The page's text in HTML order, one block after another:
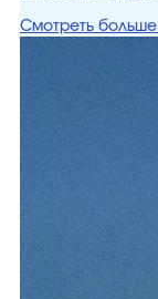
Смотреть больше